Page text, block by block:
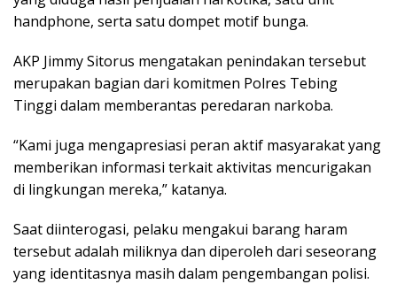
handphone, serta satu dompet motif bunga.
AKP Jimmy Sitorus mengatakan penindakan tersebut
merupakan bagian dari komitmen Polres Tebing
Tinggi dalam memberantas peredaran narkoba.
“Kami juga mengapresiasi peran aktif masyarakat yang
memberikan informasi terkait aktivitas mencurigakan
di lingkungan mereka,” katanya.
Saat diinterogasi, pelaku mengakui barang haram
tersebut adalah miliknya dan diperoleh dari seseorang
yang identitasnya masih dalam pengembangan polisi.